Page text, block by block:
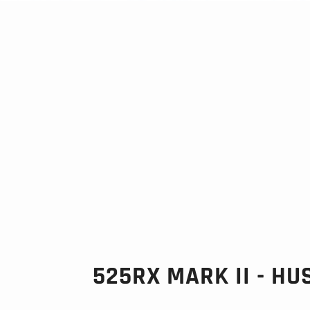
525RX MARK II -